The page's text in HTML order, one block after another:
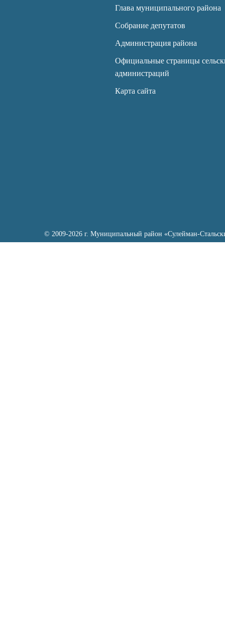
Глава муниципального района
Собрание депутатов
Администрация района
Официальные страницы
администраций
Карта сайта
© 2009-2026 г. Муниципальный район «Сулейман-